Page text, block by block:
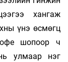
хангаж
үнэ өсмөгц
шопоор ч
улмаар нэг